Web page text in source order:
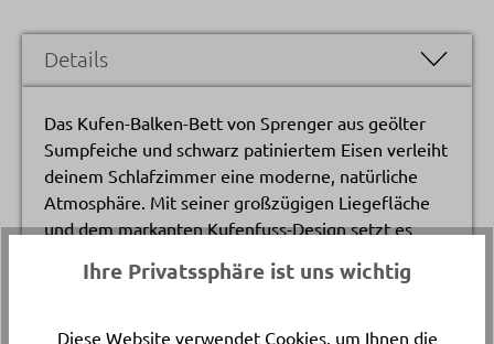
Details
Das Kufen-Balken-Bett von Sprenger aus geölter
Sumpfeiche und schwarz patiniertem Eisen verleiht
deinem Schlafzimmer eine moderne, natürliche
Atmosphäre. Mit seiner großzügigen Liegefläche
und dem markanten Kufenfuss-Design setzt es
Charme mit zeitgemässer Eleganz. Die
ungarischem Holz macht dieses Holzbett zu einem
Ihre Privatssphäre ist uns wichtig
Diese Website verwendet Cookies, um Ihnen die